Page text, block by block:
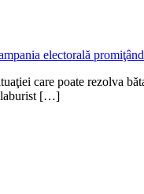
care poate rezolva
laburist […]